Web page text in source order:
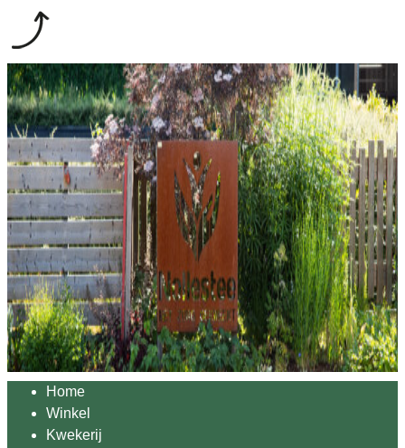
Home
Winkel
Kwekerij